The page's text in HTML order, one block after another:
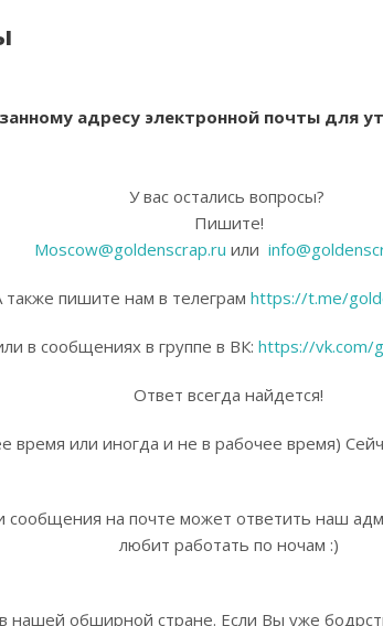
адресу электронной почты для
У вас остались вопросы?
Пишите!
Moscow@goldenscrap.ru или
также пишите нам в телеграм https://t.me/
в сообщениях в группе в ВК: https://vk.com/
Ответ всегда найдется!
или иногда и не в рабочее время)
на почте может ответить наш
любит работать по ночам :)
нашей обширной стране. Если Вы уже